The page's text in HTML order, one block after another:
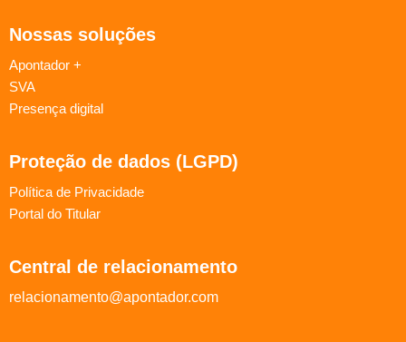
Nossas soluções
Apontador +
SVA
Presença digital
Proteção de dados (LGPD)
Política de Privacidade
Portal do Titular
Central de relacionamento
relacionamento@apontador.com